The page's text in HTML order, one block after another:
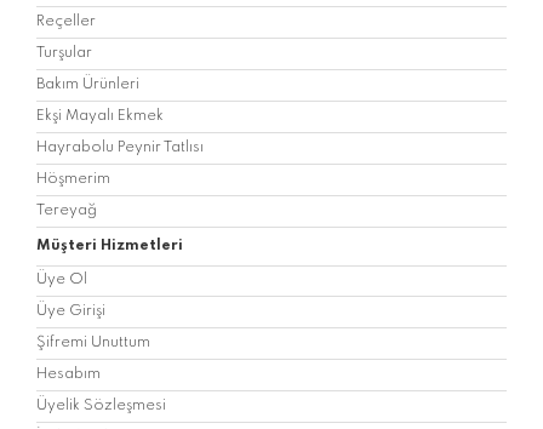
Reçeller
Turşular
Bakım Ürünleri
Ekşi Mayalı Ekmek
Hayrabolu Peynir Tatlısı
Höşmerim
Tereyağ
Müşteri Hizmetleri
Üye Ol
Üye Girişi
Şifremi Unuttum
Hesabım
Üyelik Sözleşmesi